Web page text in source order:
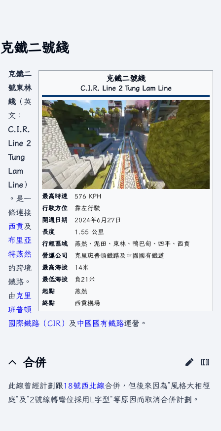
克鐵二號綫
克鐵二號綫
C.I.R. Line 2 Tung Lam Line
最高時速
576 KPH
行駛方位
靠左行駛
開通日期
2024年6月27日
長度
1.55 公里
行經區域
燕然、泥田、東林、鴨巴甸、四平、西貢
營運公司
克里班普頓鐵路及中國國有鐵道
最高海拔
14米
最低海拔
負21米
起點
燕然
終點
西貢機場
克鐵二
號東林
綫 （英
文：
C.I.R.
Line 2
Tung
Lam
Line）
。是一
條連接
西貢及
布里亞
特燕然
的跨境
鐵路。
由 克里
班普頓
國際鐵路（CIR） 及 中國國有鐵路運營。
合併
此線曾經計劃跟18號西北線合併，但後來因為”風格大相徑
庭“及”2號線轉彎位採用L字型“等原因而取消合併計劃。